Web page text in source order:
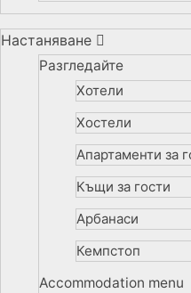
Настаняване
Разгледайте
Хотели
Хостели
Апартаменти за
Къщи за гости
Арбанаси
Кемпстоп
Accommodation menu